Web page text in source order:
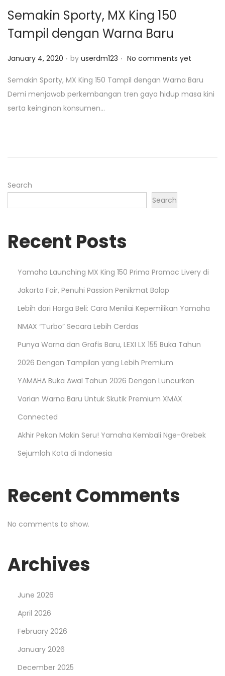
o
n
Semakin Sporty, MX King 150
Tampil dengan Warna Baru
P
s
t
e
January 4, 2020 . by userdm123 . No comments yet
Semakin Sporty, MX King 150 Tampil dengan Warna Baru
Demi menjawab perkembangan tren gaya hidup masa kini
serta keinginan konsumen…
Search
Search
Recent Posts
Yamaha Launching MX King 150 Prima Pramac Livery di
Jakarta Fair, Penuhi Passion Penikmat Balap
Lebih dari Harga Beli: Cara Menilai Kepemilikan Yamaha
NMAX “Turbo” Secara Lebih Cerdas
Punya Warna dan Grafis Baru, LEXI LX 155 Buka Tahun
2026 Dengan Tampilan yang Lebih Premium
YAMAHA Buka Awal Tahun 2026 Dengan Luncurkan
Varian Warna Baru Untuk Skutik Premium XMAX
Connected
Akhir Pekan Makin Seru! Yamaha Kembali Nge-Grebek
Sejumlah Kota di Indonesia
Recent Comments
No comments to show.
Archives
June 2026
April 2026
February 2026
January 2026
December 2025